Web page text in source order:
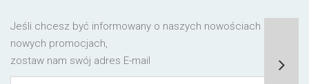
Jeśli chcesz być informowany o naszych nowościach lub o
nowych promocjach,
zostaw nam swój adres E-mail